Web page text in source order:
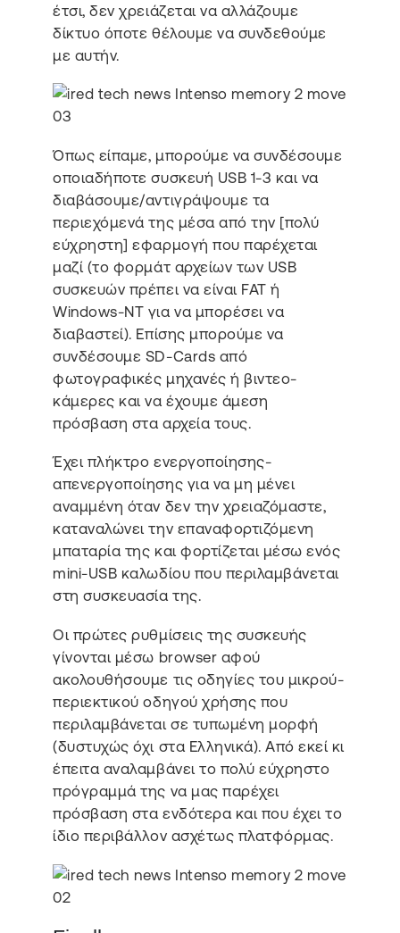
έτσι, δεν χρειάζεται να αλλάζουμε
δίκτυο όποτε θέλουμε να συνδεθούμε
με αυτήν.
Όπως είπαμε, μπορούμε να συνδέσουμε
οποιαδήποτε συσκευή USB 1-3 και να
διαβάσουμε/αντιγράψουμε τα
περιεχόμενά της μέσα από την [πολύ
εύχρηστη] εφαρμογή που παρέχεται
μαζί (το φορμάτ αρχείων των USB
συσκευών πρέπει να είναι FAT ή
Windows-NT για να μπορέσει να
διαβαστεί). Επίσης μπορούμε να
συνδέσουμε SD-Cards από
φωτογραφικές μηχανές ή βιντεο-
κάμερες και να έχουμε άμεση
πρόσβαση στα αρχεία τους.
Έχει πλήκτρο ενεργοποίησης-
απενεργοποίησης για να μη μένει
αναμμένη όταν δεν την χρειαζόμαστε,
καταναλώνει την επαναφορτιζόμενη
μπαταρία της και φορτίζεται μέσω ενός
mini-USB καλωδίου που περιλαμβάνεται
στη συσκευασία της.
Οι πρώτες ρυθμίσεις της συσκευής
γίνονται μέσω browser αφού
ακολουθήσουμε τις οδηγίες του μικρού-
περιεκτικού οδηγού χρήσης που
περιλαμβάνεται σε τυπωμένη μορφή
(δυστυχώς όχι στα Ελληνικά). Από εκεί κι
έπειτα αναλαμβάνει το πολύ εύχρηστο
πρόγραμμά της να μας παρέχει
πρόσβαση στα ενδότερα και που έχει το
ίδιο περιβάλλον ασχέτως πλατφόρμας.